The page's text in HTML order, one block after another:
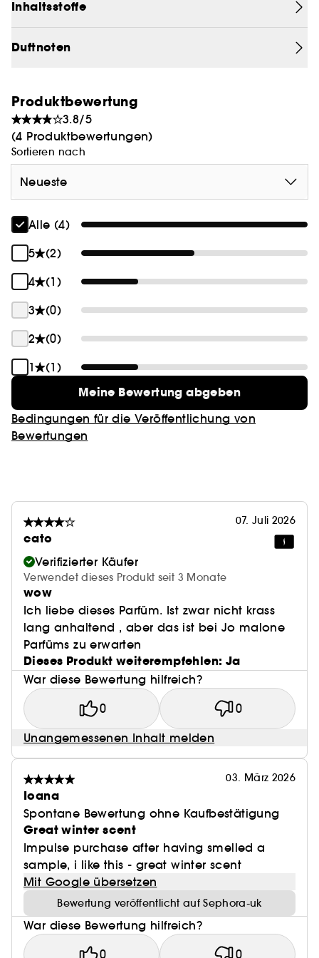
Ein sonniger Blumenduft, inspiriert von einer
seltenen und prachtvollen Blume in einem
tropischen Wald.
Inhaltsstoffe
Duftnoten
Produktbewertung
3.8/5
(4 Produktbewertungen)
Sortieren nach
Neueste
Alle (4)
5
(2)
4
(1)
3
(0)
2
(0)
1
(1)
Meine Bewertung abgeben
Bedingungen für die Veröffentlichung von
Bewertungen
07. Juli 2026
cato
Verifizierter Käufer
Verwendet dieses Produkt seit 3 Monate
wow
Ich liebe dieses Parfüm. Ist zwar nicht krass
lang anhaltend , aber das ist bei Jo malone
Parfüms zu erwarten
Dieses Produkt weiterempfehlen: Ja
War diese Bewertung hilfreich?
0 0
Unangemessenen Inhalt melden
03. März 2026
Ioana
Spontane Bewertung ohne Kaufbestätigung
Great winter scent
Impulse purchase after having smelled a
sample, i like this - great winter scent
Mit Google übersetzen
Bewertung veröffentlicht auf Sephora-uk
War diese Bewertung hilfreich?
0 0